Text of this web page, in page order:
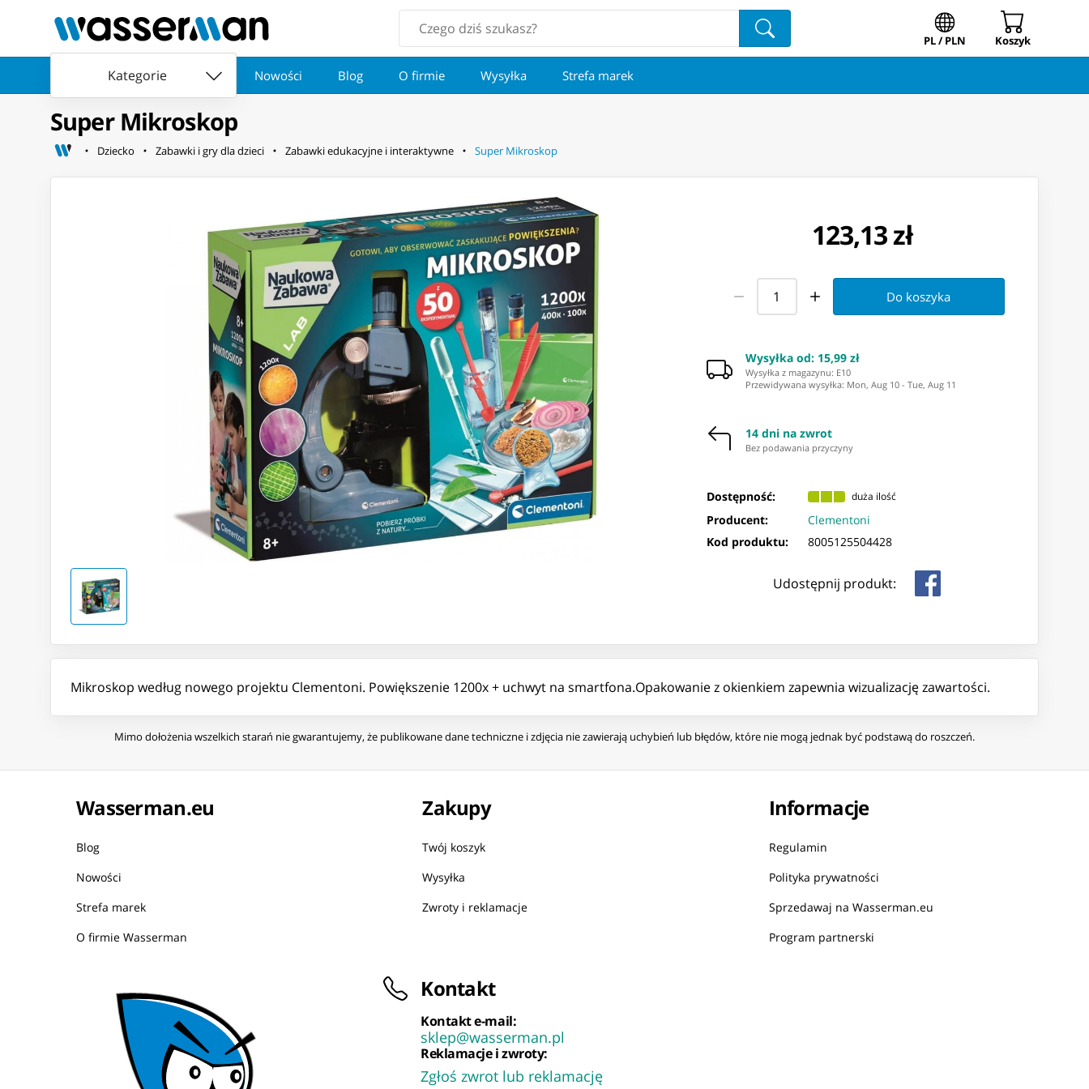
PL / PLN Koszyk
Kategorie Nowości Blog O firmie Wysyłka Strefa marek
Super Mikroskop
Dziecko Zabawki i gry dla dzieci Zabawki edukacyjne i interaktywne Super Mikroskop
123,13 zł
Do koszyka
Wysyłka od: 15,99 zł
Wysyłka z magazynu: ⁨E10⁩
Przewidywana wysyłka: Mon, Aug 10 -Tue, Aug 11
14 dni na zwrot
Bez podawania przyczyny
Dostępność: duża ilość
Producent:
Clementoni
Kod produktu:
8005125504428
Udostępnij produkt:
Mikroskop według nowego projektu Clementoni. Powiększenie 1200x + uchwyt na smartfona.Opakowanie z okienkiem zapewnia wizualizację zawartości.
Mimo dołożenia wszelkich starań nie gwarantujemy, że publikowane dane techniczne i zdjęcia nie zawierają uchybień lub błędów, które nie mogą jednak być podstawą do roszczeń.
Wasserman.eu
Blog
Nowości
Strefa marek
O firmie Wasserman
Zakupy
Twój koszyk
Wysyłka
Zwroty i reklamacje
Informacje
Regulamin
Polityka prywatności
Sprzedawaj na Wasserman.eu
Program partnerski
Kontakt
Kontakt e-mail:
sklep@wasserman.pl
Reklamacje i zwroty:
Zgłoś zwrot lub reklamację